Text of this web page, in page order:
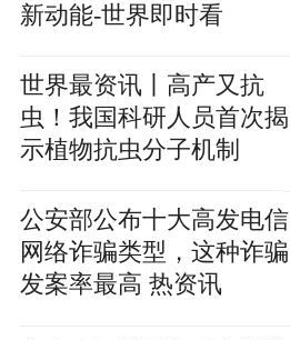
新动能-世界即时看
世界最资讯丨高产又抗
虫！我国科研人员首次揭
示植物抗虫分子机制
公安部公布十大高发电信
网络诈骗类型，这种诈骗
发案率最高 热资讯